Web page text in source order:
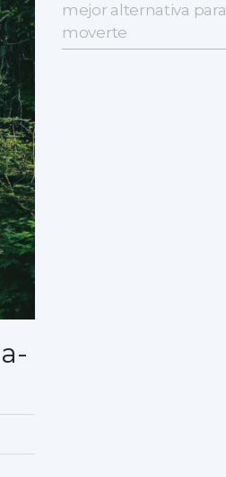
mejor alternativa para
moverte